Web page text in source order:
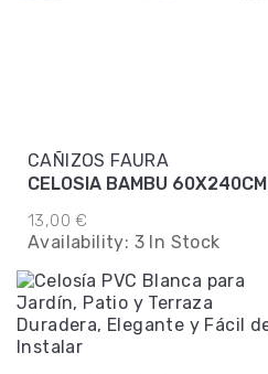
CAÑIZOS FAURA
CELOSIA BAMBU 60X240CM
13,00 €
Availability: 3 In Stock